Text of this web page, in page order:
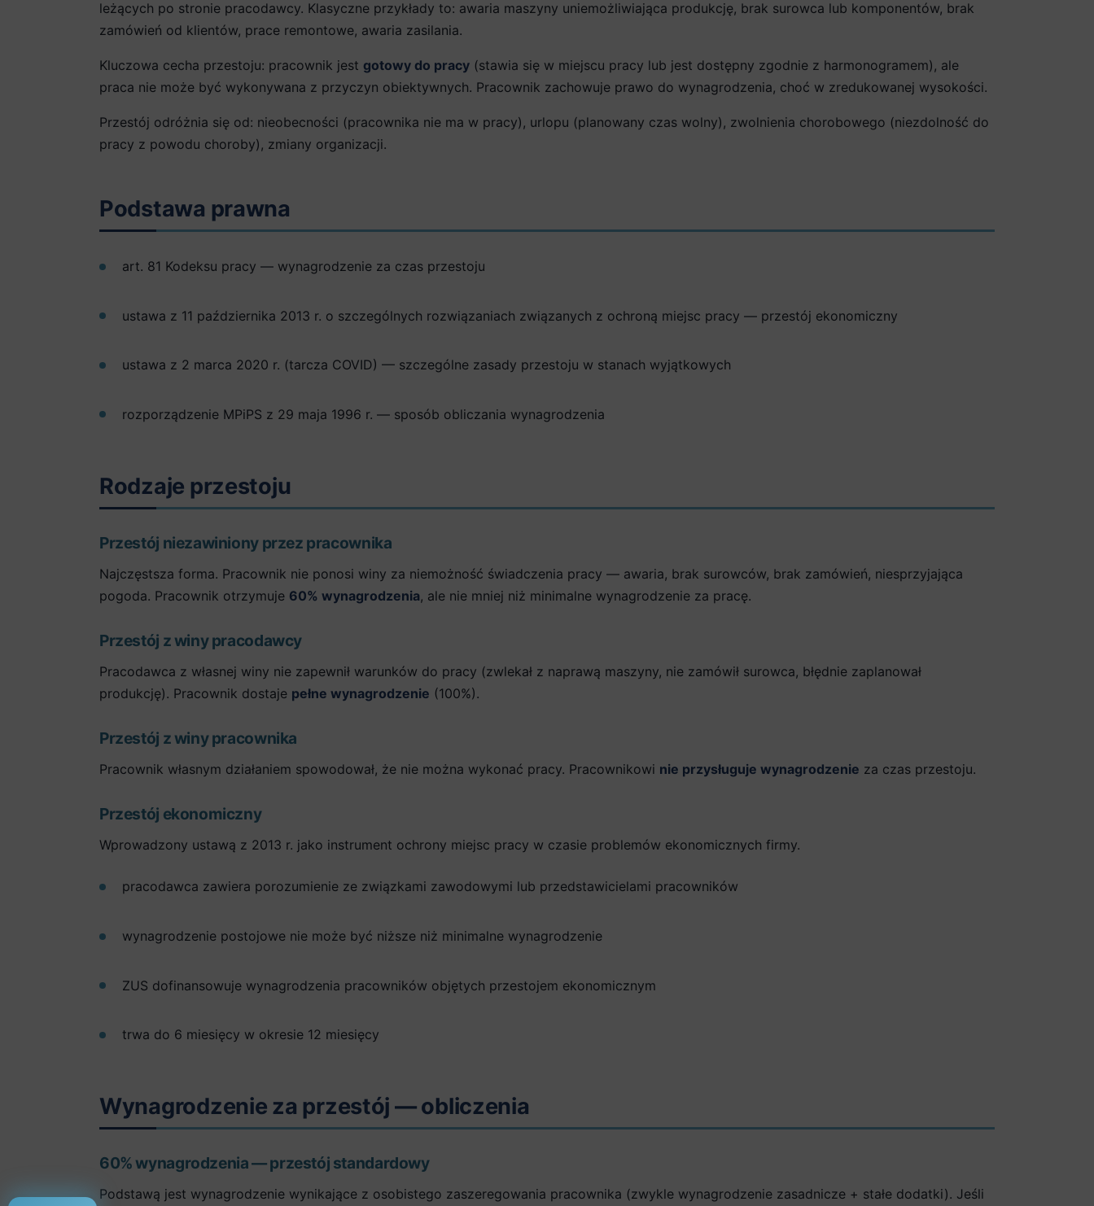
leżących po stronie pracodawcy. Klasyczne przykłady to: awaria maszyny uniemożliwiająca produkcję, brak surowca lub komponentów, brak
zamówień od klientów, prace remontowe, awaria zasilania.
Kluczowa cecha przestoju: pracownik jest gotowy do pracy (stawia się w miejscu pracy lub jest dostępny zgodnie z harmonogramem), ale
praca nie może być wykonywana z przyczyn obiektywnych. Pracownik zachowuje prawo do wynagrodzenia, choć w zredukowanej wysokości.
Przestój odróżnia się od: nieobecności (pracownika nie ma w pracy), urlopu (planowany czas wolny), zwolnienia chorobowego (niezdolność do
pracy z powodu choroby), zmiany organizacji.
Podstawa prawna
art. 81 Kodeksu pracy — wynagrodzenie za czas przestoju
ustawa z 11 października 2013 r. o szczególnych rozwiązaniach związanych z ochroną miejsc pracy — przestój ekonomiczny
ustawa z 2 marca 2020 r. (tarcza COVID) — szczególne zasady przestoju w stanach wyjątkowych
rozporządzenie MPiPS z 29 maja 1996 r. — sposób obliczania wynagrodzenia
Rodzaje przestoju
Przestój niezawiniony przez pracownika
Najczęstsza forma. Pracownik nie ponosi winy za niemożność świadczenia pracy — awaria, brak surowców, brak zamówień, niesprzyjająca
pogoda. Pracownik otrzymuje 60% wynagrodzenia, ale nie mniej niż minimalne wynagrodzenie za pracę.
Przestój z winy pracodawcy
Pracodawca z własnej winy nie zapewnił warunków do pracy (zwlekał z naprawą maszyny, nie zamówił surowca, błędnie zaplanował
produkcję). Pracownik dostaje pełne wynagrodzenie (100%).
Przestój z winy pracownika
Pracownik własnym działaniem spowodował, że nie można wykonać pracy. Pracownikowi nie przysługuje wynagrodzenie za czas przestoju.
Przestój ekonomiczny
Wprowadzony ustawą z 2013 r. jako instrument ochrony miejsc pracy w czasie problemów ekonomicznych firmy.
pracodawca zawiera porozumienie ze związkami zawodowymi lub przedstawicielami pracowników
wynagrodzenie postojowe nie może być niższe niż minimalne wynagrodzenie
ZUS dofinansowuje wynagrodzenia pracowników objętych przestojem ekonomicznym
trwa do 6 miesięcy w okresie 12 miesięcy
Wynagrodzenie za przestój — obliczenia
60% wynagrodzenia — przestój standardowy
Podstawą jest wynagrodzenie wynikające z osobistego zaszeregowania pracownika (zwykle wynagrodzenie zasadnicze + stałe dodatki). Jeśli